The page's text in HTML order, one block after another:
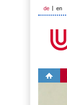
de en